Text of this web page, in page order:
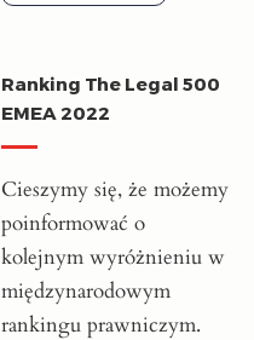
Ranking The Legal 500
EMEA 2022
Cieszymy się, że możemy
poinformować o
kolejnym wyróżnieniu w
międzynarodowym
rankingu prawniczym.